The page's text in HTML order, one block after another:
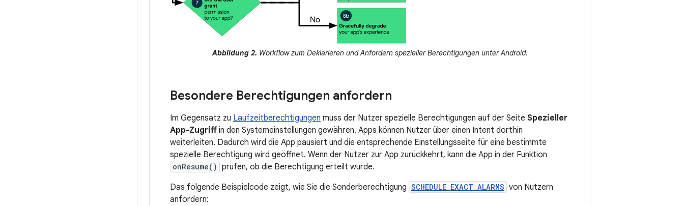
Abbildung 2. Workflow zum Deklarieren und Anfordern spezieller Berechtigungen unter Android.
Besondere Berechtigungen anfordern
Im Gegensatz zu Laufzeitberechtigungen muss der Nutzer spezielle Berechtigungen auf der Seite Spezieller
App-Zugriff in den Systemeinstellungen gewähren. Apps können Nutzer über einen Intent dorthin
weiterleiten. Dadurch wird die App pausiert und die entsprechende Einstellungsseite für eine bestimmte
spezielle Berechtigung wird geöffnet. Wenn der Nutzer zur App zurückkehrt, kann die App in der Funktion
onResume() prüfen, ob die Berechtigung erteilt wurde.
Das folgende Beispielcode zeigt, wie Sie die Sonderberechtigung SCHEDULE_EXACT_ALARMS von Nutzern
anfordern: